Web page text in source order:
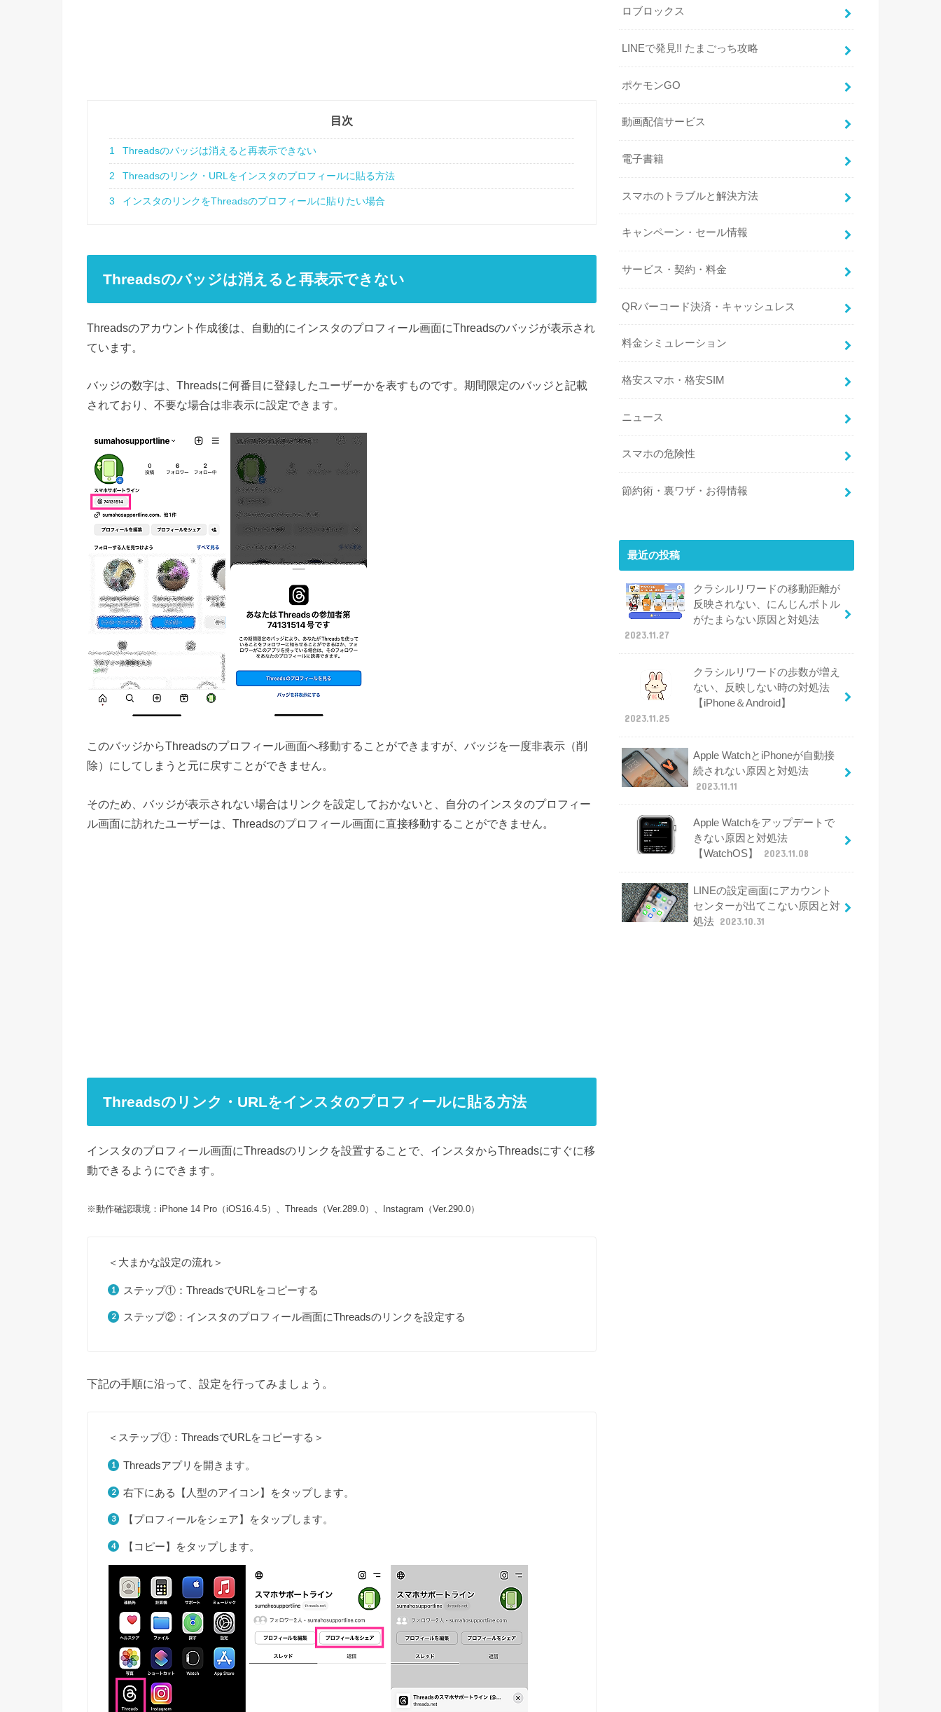
目次
1 Threadsのバッジは消えると再表示できない
2 Threadsのリンク・URLをインスタのプロフィールに貼る方法
3 インスタのリンクをThreadsのプロフィールに貼りたい場合
Threadsのバッジは消えると再表示できない
Threadsのアカウント作成後は、自動的にインスタのプロフィール画面にThreadsのバッジが表示され
ています。
バッジの数字は、Threadsに何番目に登録したユーザーかを表すものです。期間限定のバッジと記載
されており、不要な場合は非表示に設定できます。
このバッジからThreadsのプロフィール画面へ移動することができますが、バッジを一度非表示（削
除）にしてしまうと元に戻すことができません。
そのため、バッジが表示されない場合はリンクを設定しておかないと、自分のインスタのプロフィー
ル画面に訪れたユーザーは、Threadsのプロフィール画面に直接移動することができません。
Threadsのリンク・URLをインスタのプロフィールに貼る方法
インスタのプロフィール画面にThreadsのリンクを設置することで、インスタからThreadsにすぐに移
動できるようにできます。
※動作確認環境：iPhone 14 Pro（iOS16.4.5）、Threads（Ver.289.0）、Instagram（Ver.290.0）
＜大まかな設定の流れ＞
ステップ①：ThreadsでURLをコピーする
ステップ②：インスタのプロフィール画面にThreadsのリンクを設定する
下記の手順に沿って、設定を行ってみましょう。
＜ステップ①：ThreadsでURLをコピーする＞
Threadsアプリを開きます。
右下にある【人型のアイコン】をタップします。
【プロフィールをシェア】をタップします。
【コピー】をタップします。
ロブロックス
LINEで発見!! たまごっち攻略
ポケモンGO
動画配信サービス
電子書籍
スマホのトラブルと解決方法
キャンペーン・セール情報
サービス・契約・料金
QRバーコード決済・キャッシュレス
料金シミュレーション
格安スマホ・格安SIM
ニュース
スマホの危険性
節約術・裏ワザ・お得情報
最近の投稿
クラシルリワードの移動距離が
反映されない、にんじんボトル
がたまらない原因と対処法
2023.11.27
クラシルリワードの歩数が増え
ない、反映しない時の対処法
【iPhone＆Android】
2023.11.25
Apple WatchとiPhoneが自動接
続されない原因と対処法
2023.11.11
Apple Watchをアップデートで
きない原因と対処法
【WatchOS】
2023.11.08
LINEの設定画面にアカウント
センターが出てこない原因と対
処法 2023.10.31